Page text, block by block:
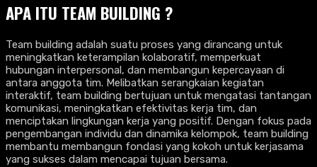
APA ITU TEAM BUILDING ?
Team building adalah suatu proses yang dirancang untuk
meningkatkan keterampilan kolaboratif, memperkuat
hubungan interpersonal, dan membangun kepercayaan di
antara anggota tim. Melibatkan serangkaian kegiatan
interaktif, team building bertujuan untuk mengatasi tantangan
komunikasi, meningkatkan efektivitas kerja tim, dan
menciptakan lingkungan kerja yang positif. Dengan fokus pada
pengembangan individu dan dinamika kelompok, team building
membantu membangun fondasi yang kokoh untuk kerjasama
yang sukses dalam mencapai tujuan bersama.